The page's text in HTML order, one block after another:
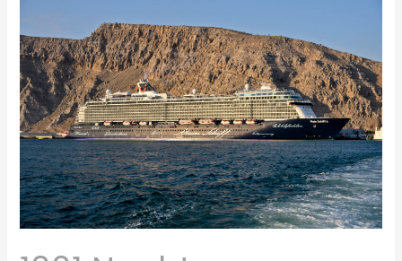
auf
der
Meinschiff
6